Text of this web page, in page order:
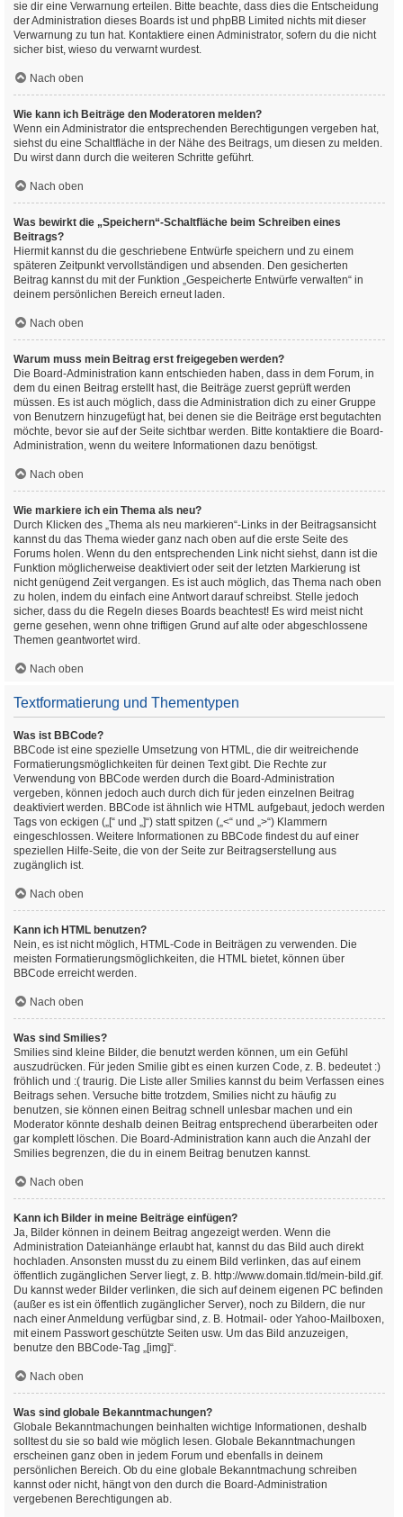
sie dir eine Verwarnung erteilen. Bitte beachte, dass dies die Entscheidung
der Administration dieses Boards ist und phpBB Limited nichts mit dieser
Verwarnung zu tun hat. Kontaktiere einen Administrator, sofern du die nicht
sicher bist, wieso du verwarnt wurdest.
Nach oben
Wie kann ich Beiträge den Moderatoren melden?
Wenn ein Administrator die entsprechenden Berechtigungen vergeben hat,
siehst du eine Schaltfläche in der Nähe des Beitrags, um diesen zu melden.
Du wirst dann durch die weiteren Schritte geführt.
Nach oben
Was bewirkt die „Speichern“-Schaltfläche beim Schreiben eines
Beitrags?
Hiermit kannst du die geschriebene Entwürfe speichern und zu einem
späteren Zeitpunkt vervollständigen und absenden. Den gesicherten
Beitrag kannst du mit der Funktion „Gespeicherte Entwürfe verwalten“ in
deinem persönlichen Bereich erneut laden.
Nach oben
Warum muss mein Beitrag erst freigegeben werden?
Die Board-Administration kann entschieden haben, dass in dem Forum, in
dem du einen Beitrag erstellt hast, die Beiträge zuerst geprüft werden
müssen. Es ist auch möglich, dass die Administration dich zu einer Gruppe
von Benutzern hinzugefügt hat, bei denen sie die Beiträge erst begutachten
möchte, bevor sie auf der Seite sichtbar werden. Bitte kontaktiere die Board-
Administration, wenn du weitere Informationen dazu benötigst.
Nach oben
Wie markiere ich ein Thema als neu?
Durch Klicken des „Thema als neu markieren“-Links in der Beitragsansicht
kannst du das Thema wieder ganz nach oben auf die erste Seite des
Forums holen. Wenn du den entsprechenden Link nicht siehst, dann ist die
Funktion möglicherweise deaktiviert oder seit der letzten Markierung ist
nicht genügend Zeit vergangen. Es ist auch möglich, das Thema nach oben
zu holen, indem du einfach eine Antwort darauf schreibst. Stelle jedoch
sicher, dass du die Regeln dieses Boards beachtest! Es wird meist nicht
gerne gesehen, wenn ohne triftigen Grund auf alte oder abgeschlossene
Themen geantwortet wird.
Nach oben
Textformatierung und Thementypen
Was ist BBCode?
BBCode ist eine spezielle Umsetzung von HTML, die dir weitreichende
Formatierungsmöglichkeiten für deinen Text gibt. Die Rechte zur
Verwendung von BBCode werden durch die Board-Administration
vergeben, können jedoch auch durch dich für jeden einzelnen Beitrag
deaktiviert werden. BBCode ist ähnlich wie HTML aufgebaut, jedoch werden
Tags von eckigen („[“ und „]“) statt spitzen („<“ und „>“) Klammern
eingeschlossen. Weitere Informationen zu BBCode findest du auf einer
speziellen Hilfe-Seite, die von der Seite zur Beitragserstellung aus
zugänglich ist.
Nach oben
Kann ich HTML benutzen?
Nein, es ist nicht möglich, HTML-Code in Beiträgen zu verwenden. Die
meisten Formatierungsmöglichkeiten, die HTML bietet, können über
BBCode erreicht werden.
Nach oben
Was sind Smilies?
Smilies sind kleine Bilder, die benutzt werden können, um ein Gefühl
auszudrücken. Für jeden Smilie gibt es einen kurzen Code, z. B. bedeutet :)
fröhlich und :( traurig. Die Liste aller Smilies kannst du beim Verfassen eines
Beitrags sehen. Versuche bitte trotzdem, Smilies nicht zu häufig zu
benutzen, sie können einen Beitrag schnell unlesbar machen und ein
Moderator könnte deshalb deinen Beitrag entsprechend überarbeiten oder
gar komplett löschen. Die Board-Administration kann auch die Anzahl der
Smilies begrenzen, die du in einem Beitrag benutzen kannst.
Nach oben
Kann ich Bilder in meine Beiträge einfügen?
Ja, Bilder können in deinem Beitrag angezeigt werden. Wenn die
Administration Dateianhänge erlaubt hat, kannst du das Bild auch direkt
hochladen. Ansonsten musst du zu einem Bild verlinken, das auf einem
öffentlich zugänglichen Server liegt, z. B. http://www.domain.tld/mein-bild.gif.
Du kannst weder Bilder verlinken, die sich auf deinem eigenen PC befinden
(außer es ist ein öffentlich zugänglicher Server), noch zu Bildern, die nur
nach einer Anmeldung verfügbar sind, z. B. Hotmail- oder Yahoo-Mailboxen,
mit einem Passwort geschützte Seiten usw. Um das Bild anzuzeigen,
benutze den BBCode-Tag „[img]“.
Nach oben
Was sind globale Bekanntmachungen?
Globale Bekanntmachungen beinhalten wichtige Informationen, deshalb
solltest du sie so bald wie möglich lesen. Globale Bekanntmachungen
erscheinen ganz oben in jedem Forum und ebenfalls in deinem
persönlichen Bereich. Ob du eine globale Bekanntmachung schreiben
kannst oder nicht, hängt von den durch die Board-Administration
vergebenen Berechtigungen ab.